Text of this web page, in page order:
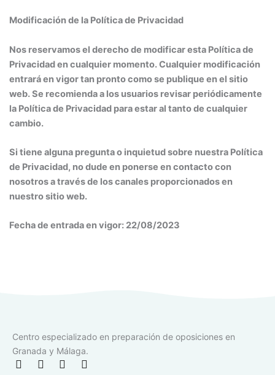
Modificación de la Política de Privacidad
Nos reservamos el derecho de modificar esta Política de
Privacidad en cualquier momento. Cualquier modificación
entrará en vigor tan pronto como se publique en el sitio
web. Se recomienda a los usuarios revisar periódicamente
la Política de Privacidad para estar al tanto de cualquier
cambio.
Si tiene alguna pregunta o inquietud sobre nuestra Política
de Privacidad, no dude en ponerse en contacto con
nosotros a través de los canales proporcionados en
nuestro sitio web.
Fecha de entrada en vigor: 22/08/2023
Centro especializado en preparación de oposiciones en
Granada y Málaga.
F
I
T
Y